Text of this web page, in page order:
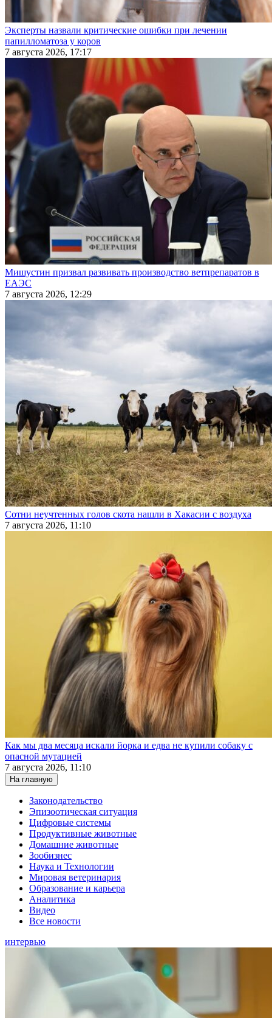
Эксперты назвали критические ошибки при лечении
папилломатоза у коров
7 августа 2026, 17:17
Мишустин призвал развивать производство ветпрепаратов в
ЕАЭС
7 августа 2026, 12:29
Сотни неучтенных голов скота нашли в Хакасии с воздуха
7 августа 2026, 11:10
Как мы два месяца искали йорка и едва не купили собаку с
опасной мутацией
7 августа 2026, 11:10
На главную
Законодательство
Эпизоотическая ситуация
Цифровые системы
Продуктивные животные
Домашние животные
Зообизнес
Наука и Технологии
Мировая ветеринария
Образование и карьера
Аналитика
Видео
Все новости
интервью